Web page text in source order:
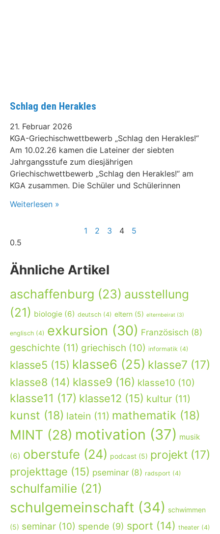
Schlag den Herakles
21. Februar 2026
KGA-Griechischwettbewerb „Schlag den Herakles!“
Am 10.02.26 kamen die Lateiner der siebten
Jahrgangsstufe zum diesjährigen
Griechischwettbewerb „Schlag den Herakles!“ am
KGA zusammen. Die Schüler und Schülerinnen
Weiterlesen »
1 2 3 4 5
Ähnliche Artikel
aschaffenburg (23) ausstellung
(21) biologie (6) deutsch (4) eltern (5) elternbeirat (3)
englisch (4) exkursion (30) Französisch (8)
geschichte (11) griechisch (10) informatik (4)
klasse5 (15) klasse6 (25) klasse7 (17)
klasse8 (14) klasse9 (16) klasse10 (10)
klasse11 (17) klasse12 (15) kultur (11)
kunst (18) latein (11) mathematik (18)
MINT (28) motivation (37) musik
(6) oberstufe (24) podcast (5) projekt (17)
projekttage (15) pseminar (8) radsport (4)
schulfamilie (21)
schulgemeinschaft (34) schwimmen
(5) seminar (10) spende (9) sport (14) theater (4)